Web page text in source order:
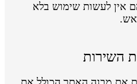
לעשות שימוש בלא
השירות